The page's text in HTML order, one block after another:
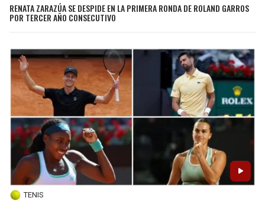
RENATA ZARAZÚA SE DESPIDE EN LA PRIMERA RONDA DE ROLAND GARROS
POR TERCER AÑO CONSECUTIVO
TENIS